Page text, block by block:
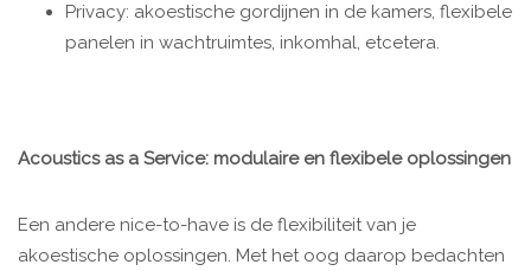
Privacy: akoestische gordijnen in de kamers, flexibele
panelen in wachtruimtes, inkomhal, etcetera.
Acoustics as a Service: modulaire en flexibele oplossingen
Een andere nice-to-have is de flexibiliteit van je
akoestische oplossingen. Met het oog daarop bedachten